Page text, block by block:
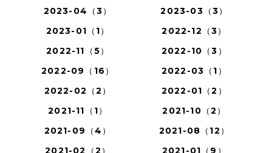
2023-04（3）
2023-03（3）
2023-01（1）
2022-12（3）
2022-11（5）
2022-10（3）
2022-09（16）
2022-03（1）
2022-02（2）
2022-01（2）
2021-11（1）
2021-10（2）
2021-09（4）
2021-08（12）
2021-02（2）
2021-01（9）